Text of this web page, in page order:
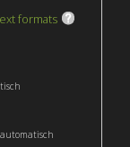
formats